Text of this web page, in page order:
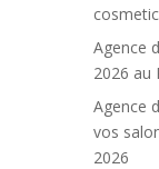
Agence
2026 au
Agence
vos
2026